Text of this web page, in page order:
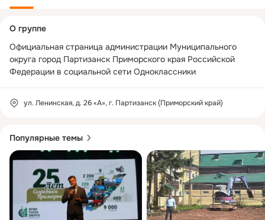
Популярные темы
колонка
О группе
Официальная страница администрации Муниципального
округа город Партизанск Приморского края Российской
Федерации в социальной сети Одноклассники
ул. Ленинская, д. 26 «А», г. Партизанск (Приморский край)